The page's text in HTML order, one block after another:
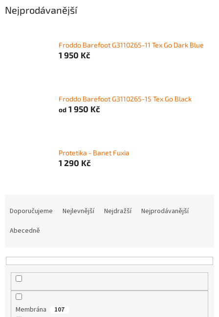
Nejprodávanější
Froddo Barefoot G3110265-11 Tex Go Dark Blue
1 950 Kč
Froddo Barefoot G3110265-15 Tex Go Black
od 1 950 Kč
Protetika - Banet Fuxia
1 290 Kč
p
Doporučujeme Nejlevnější Nejdražší
Nejprodávanější
Abecedně
Membrána 107